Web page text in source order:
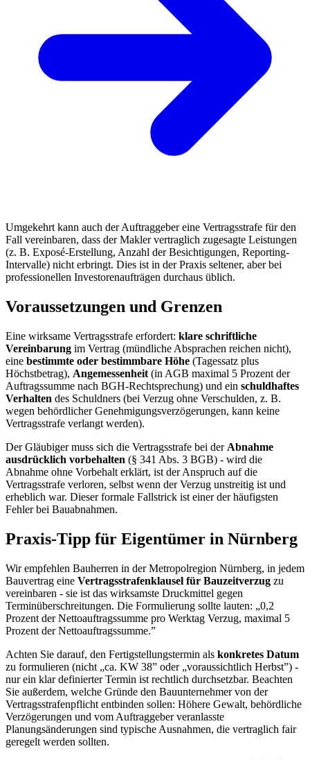
Umgekehrt kann auch der Auftraggeber eine Vertragsstrafe für den
Fall vereinbaren, dass der Makler vertraglich zugesagte Leistungen
(z. B. Exposé-Erstellung, Anzahl der Besichtigungen, Reporting-
Intervalle) nicht erbringt. Dies ist in der Praxis seltener, aber bei
professionellen Investorenaufträgen durchaus üblich.
Voraussetzungen und Grenzen
Eine wirksame Vertragsstrafe erfordert: klare schriftliche
Vereinbarung im Vertrag (mündliche Absprachen reichen nicht),
eine bestimmte oder bestimmbare Höhe (Tagessatz plus
Höchstbetrag), Angemessenheit (in AGB maximal 5 Prozent der
Auftragssumme nach BGH-Rechtsprechung) und ein schuldhaftes
Verhalten des Schuldners (bei Verzug ohne Verschulden, z. B.
wegen behördlicher Genehmigungsverzögerungen, kann keine
Vertragsstrafe verlangt werden).
Der Gläubiger muss sich die Vertragsstrafe bei der Abnahme
ausdrücklich vorbehalten (§ 341 Abs. 3 BGB) - wird die
Abnahme ohne Vorbehalt erklärt, ist der Anspruch auf die
Vertragsstrafe verloren, selbst wenn der Verzug unstreitig ist und
erheblich war. Dieser formale Fallstrick ist einer der häufigsten
Fehler bei Bauabnahmen.
Praxis-Tipp für Eigentümer in Nürnberg
Wir empfehlen Bauherren in der Metropolregion Nürnberg, in jedem
Bauvertrag eine Vertragsstrafenklausel für Bauzeitverzug zu
vereinbaren - sie ist das wirksamste Druckmittel gegen
Terminüberschreitungen. Die Formulierung sollte lauten: „0,2
Prozent der Nettoauftragssumme pro Werktag Verzug, maximal 5
Prozent der Nettoauftragssumme.”
Achten Sie darauf, den Fertigstellungstermin als konkretes Datum
zu formulieren (nicht „ca. KW 38” oder „voraussichtlich Herbst”) -
nur ein klar definierter Termin ist rechtlich durchsetzbar. Beachten
Sie außerdem, welche Gründe den Bauunternehmer von der
Vertragsstrafenpflicht entbinden sollen: Höhere Gewalt, behördliche
Verzögerungen und vom Auftraggeber veranlasste
Planungsänderungen sind typische Ausnahmen, die vertraglich fair
geregelt werden sollten.